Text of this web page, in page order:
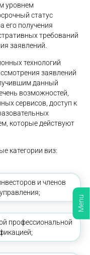
уровнем
статус
его получения
требований
заявлений.
технологий
заявлений
данный
возможностей,
сервисов, доступ к
которые действуют
категории виз:
и членов
профессиональной
Menu